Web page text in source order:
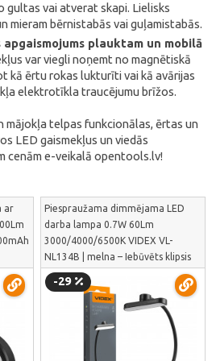
gultas vai atverat skapi. Lielisks
mieram bērnistabās vai guļamistabās.
apgaismojums plauktam un mobilā
var viegli noņemt no magnētiskā
kā ērtu rokas lukturīti vai kā avārijas
elektrotīkla traucējumu brīžos.
mājokļa telpas funkcionālas, ērtas un
LED gaismekļus un viedās
cenām e-veikalā opentools.lv!
ar
Piespraužama dimmējama LED
darba lampa 0.7W 60Lm
3000/4000/6500K VIDEX VL-
NL134B | melna – Iebūvēts klipsis
lampas drošai piestiprināšanai tieši
pie grāmatas vāka | VL-NL134B
-29